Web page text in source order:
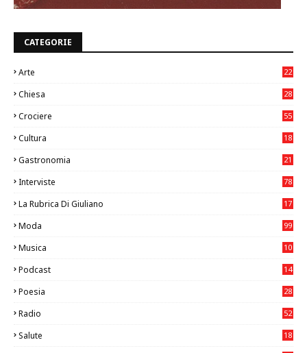
CATEGORIE
Arte
22
Chiesa
28
Crociere 55
Cultura
18
Gastronomia
21
Interviste 78
La Rubrica Di Giuliano
17
Moda 99
Musica
10
Podcast 14
Poesia 28
Radio 52
Salute
18